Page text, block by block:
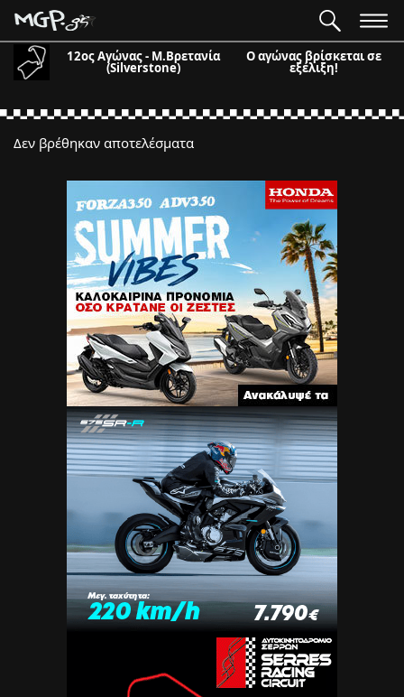
12ος Αγώνας - Μ.Βρετανία
(Silverstone)
Ο αγώνας βρίσκεται σε
εξέλιξη!
Δεν βρέθηκαν αποτελέσματα